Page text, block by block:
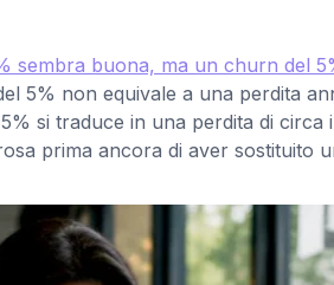
sembra buona, ma un churn del
5% non equivale a una perdita
si traduce in una perdita di circa
prima ancora di aver sostituito